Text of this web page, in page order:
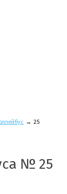
→ 25
№ 25